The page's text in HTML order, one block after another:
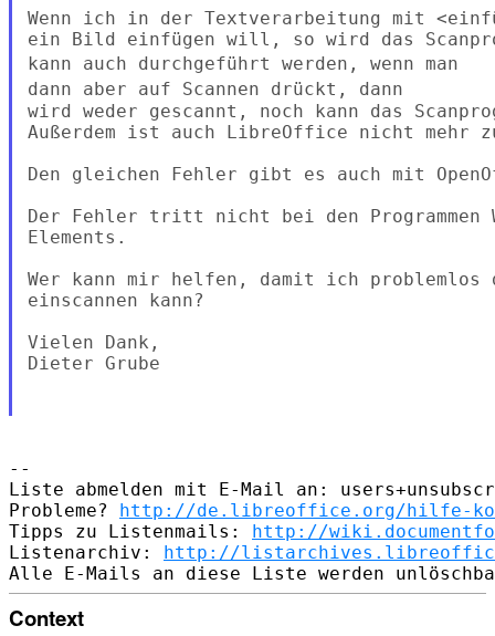
Wenn ich in der Textverarbeitung mit
kann auch durchgeführt werden, wenn man
dann aber auf Scannen drückt, dann
wird weder gescannt, noch kann das
Außerdem ist auch LibreOffice nicht mehr
Den gleichen Fehler gibt es auch mit
Der Fehler tritt nicht bei den Programmen
Elements.
Wer kann mir helfen, damit ich
einscannen kann?
Vielen Dank,
Dieter Grube
--
Liste abmelden mit E-Mail an:
Probleme? http://de.libreoffice.org/hilfe-
Tipps zu Listenmails: http://
Listenarchiv: http://
Context